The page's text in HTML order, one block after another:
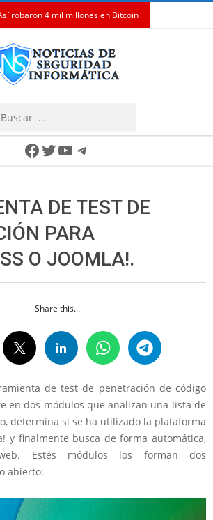
robaron 4 mil millones en Bitcoin
Facebook
Twitter
YouTube
Telegram
DE TEST DE
PARA
O JOOMLA!.
Share this...
de test de penetración de código
en dos módulos que analizan una lista de
determina si se ha utilizado la plataforma
y finalmente busca de forma automática,
Estés módulos los forman dos
abierto: